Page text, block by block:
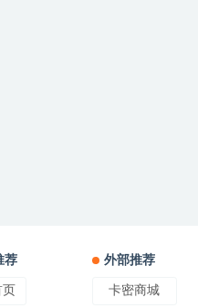
荐 外部推荐
卡密商城